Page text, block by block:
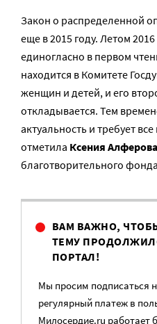
Закон о распределенной
еще в 2015 году. Летом
единогласно в первом
находится в Комитете
женщин и детей, и его
откладывается. Тем
актуальность и требует
отметила Ксения Алферова
благотворительного фонда
ВАМ ВАЖНО,
ТЕМУ
ПОРТАЛ!
Мы просим подписаться
регулярный платеж в
Милосердие.ru работает